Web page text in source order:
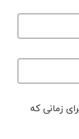
زمانی که